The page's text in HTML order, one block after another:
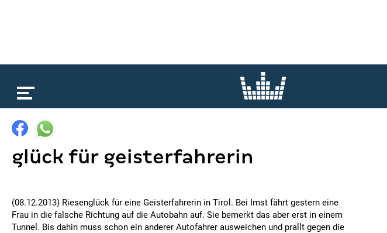
glück für geisterfahrerin
(08.12.2013) Riesenglück für eine Geisterfahrerin in Tirol. Bei Imst fährt gestern eine
Frau in die falsche Richtung auf die Autobahn auf. Sie bemerkt das aber erst in einem
Tunnel. Bis dahin muss schon ein anderer Autofahrer ausweichen und prallt gegen die